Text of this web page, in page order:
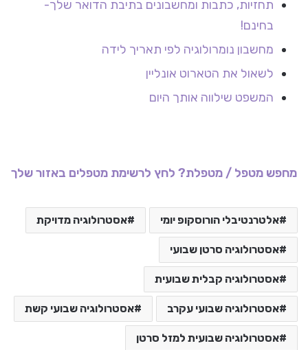
תחזיות, כתבות ומחשבונים בתיבת הדואר שלך-
בחינם!
מחשבון נומרולוגיה לפי תאריך לידה
לשאול את הטארוט אונליין
המשפט שילווה אותך היום
מחפש מטפל / מטפלת? לחץ לרשימת מטפלים באזור שלך
אלטרנטיבלי הורוסקופ יומי אסטרולוגיה מדויקת
אסטרולוגיה סרטן שבועי
אסטרולוגיה קבלית שבועית
אסטרולוגיה שבועי עקרב אסטרולוגיה שבועי קשת
אסטרולוגיה שבועית למזל סרטן